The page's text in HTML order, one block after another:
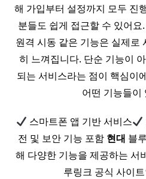
해 가입부터 설정까지 모두 진
분들도 쉽게 접근할 수 있어
원격 시동 같은 기능은 실제로
히 느껴집니다. 단순 기능이
되는 서비스라는 점이 핵심이
어떤 기능들이
스마트폰 앱 기반 서비스
전 및 보안 기능 포함 현대 블
해 다양한 기능을 제공하는 서
루링크 공식 사이